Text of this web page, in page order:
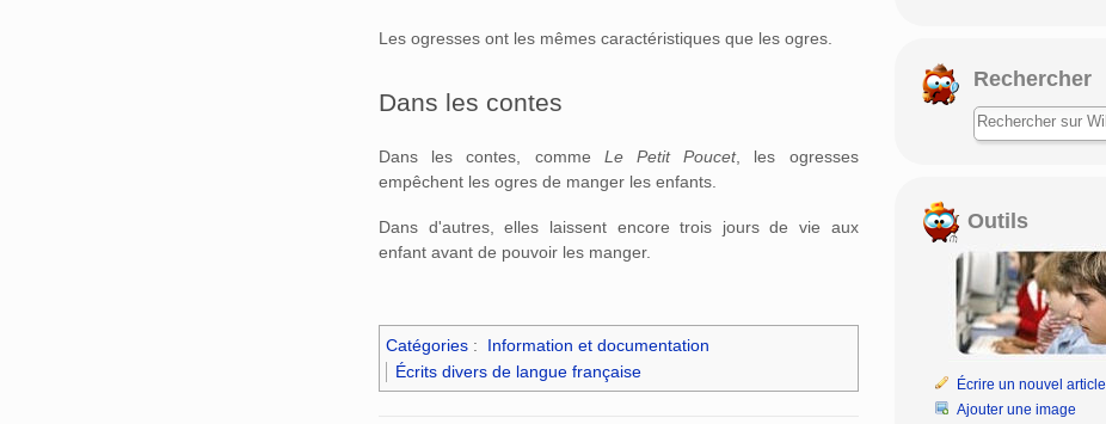
Les ogresses ont les mêmes caractéristiques que les ogres.
Dans les contes
Dans les contes, comme Le Petit Poucet, les ogresses
empêchent les ogres de manger les enfants.
Dans d'autres, elles laissent encore trois jours de vie aux
enfant avant de pouvoir les manger.
Catégories :
Information et documentation
Écrits divers de langue française
Rechercher
Outils
Écrire un nouvel article
Ajouter une image